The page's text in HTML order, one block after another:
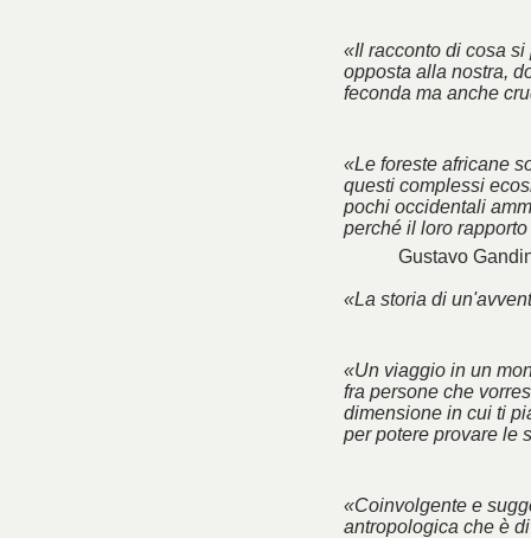
«Il racconto di cosa
opposta alla nostra,
feconda ma anche
«Le foreste africane
questi complessi
pochi occidentali
perché il loro
Gustavo
«La storia di
«Un viaggio in un
fra persone che
dimensione in cui ti
per potere provare le
«Coinvolgente e
antropologica che è